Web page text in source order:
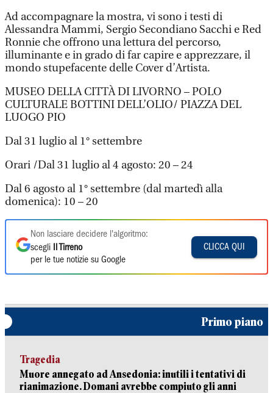
Ad accompagnare la mostra, vi sono i testi di
Alessandra Mammi, Sergio Secondiano Sacchi e Red
Ronnie che offrono una lettura del percorso,
illuminante e in grado di far capire e apprezzare, il
mondo stupefacente delle Cover d’Artista.
MUSEO DELLA CITTÀ DI LIVORNO – POLO
CULTURALE BOTTINI DELL’OLIO/ PIAZZA DEL
LUOGO PIO
Dal 31 luglio al 1° settembre
Orari /Dal 31 luglio al 4 agosto: 20 – 24
Dal 6 agosto al 1° settembre (dal martedì alla
domenica): 10 – 20
Non lasciare decidere l'algoritmo:
scegli
Il Tirreno
per le tue notizie su Google
CLICCA QUI
Primo piano
Tragedia
Muore annegato ad Ansedonia: inutili i tentativi di
rianimazione. Domani avrebbe compiuto gli anni